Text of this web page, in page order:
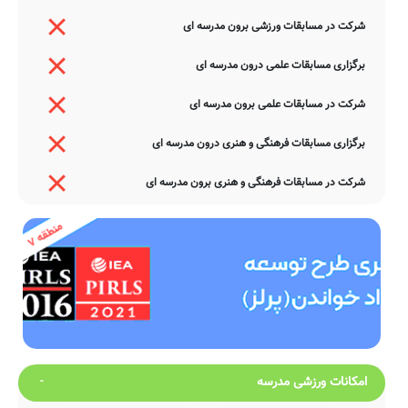
شرکت در مسابقات ورزشی برون مدرسه ای
برگزاری مسابقات علمی درون مدرسه ای
شرکت در مسابقات علمی برون مدرسه ای
برگزاری مسابقات فرهنگی و هنری درون مدرسه ای
شرکت در مسابقات فرهنگی و هنری برون مدرسه ای
امکانات ورزشی مدرسه